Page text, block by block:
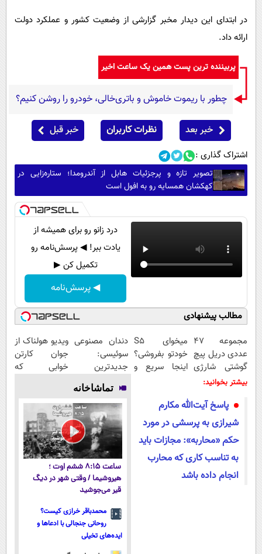
در ابتدای این دیدار مخبر گزارشی از وضعیت کشور و عملکرد دولت
ارائه داد.
پربیننده ترین پست همین یک ساعت اخیر
چطور با ریموت خاموش و باتری‌خالی، خودرو را روشن کنیم؟
خبر بعد نظرات کاربران خبر قبل
اشتراک گذاری :
تصویر تازه و پرجزئیات هابل از آندرومدا؛ ستاره‌زایی در
کهکشان همسایه رو به افول است
درد زانو رو برای همیشه از
یادت ببر! ◀ پرسش‌نامه رو
تکمیل کن ▶
◀ پرسش‌نامه
مطالب پیشنهادی
مجموعه 47
عددی دریل پیچ
گوشتی شارژی
(قیمت
میخوای S5
خودتو بفروشی؟
اینجا سریع و
دندان مصنوعی
سوئیسی:
جدیدترین
فناوری اروپا،
سبک و مقاوم |
پرداخت قسطی
ویدیو هولناک از
جوان کارتن
خوابی که
بیشتر بخوانید:
پاسخ آیت‌الله مکارم
شیرازی به پرسشی در مورد
حکم «محاربه»: مجازات باید
به تناسب کاری که محارب
انجام داده باشد
تماشاخانه
ساعت ۸:۱۵ ششم اوت ؛
هیروشیما / وقتی شهر در دیگ
قیر می‌جوشید
محمدباقر خرازی کیست؟
روحانی جنجالی با ادعاها و
ایده‌های تخیلی